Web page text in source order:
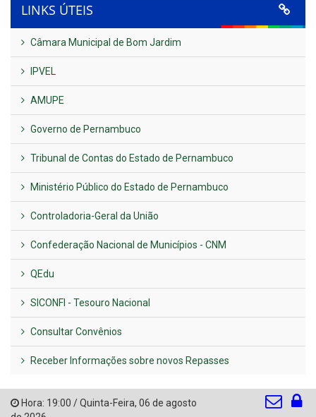
LINKS ÚTEIS
Câmara Municipal de Bom Jardim
IPVEL
AMUPE
Governo de Pernambuco
Tribunal de Contas do Estado de Pernambuco
Ministério Público do Estado de Pernambuco
Controladoria-Geral da União
Confederação Nacional de Municípios - CNM
QEdu
SICONFI - Tesouro Nacional
Consultar Convênios
Receber Informações sobre novos Repasses
Hora: 19:00 /Quinta-Feira, 06 de agosto